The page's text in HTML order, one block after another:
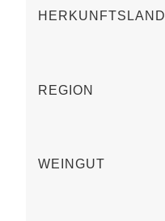
HERKUNFTSLAND
REGION
WEINGUT